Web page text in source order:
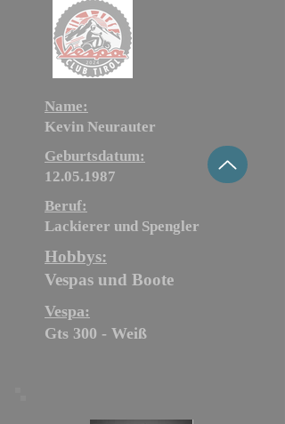
Name:
Kevin Neurauter
Geburtsdatum:
12.05.1987
Beruf:
Lackierer und Spengler
Hobbys:
Vespas und Boote
Vespa:
Gts 300 - Weiß